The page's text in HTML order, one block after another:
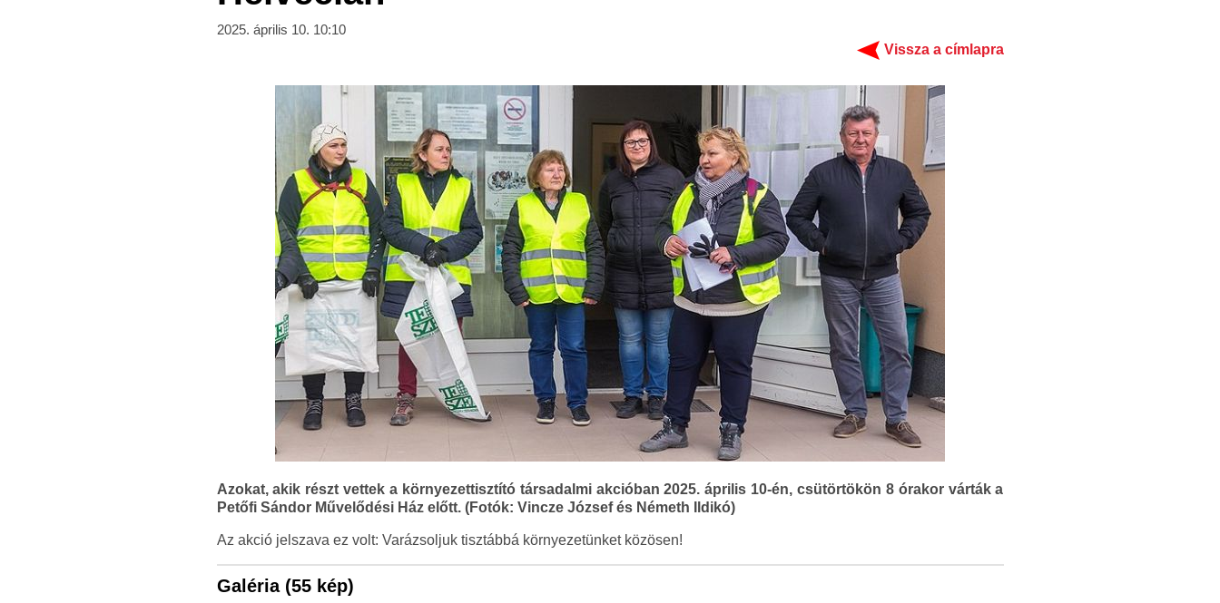
2025. április 10. 10:10
Vissza a címlapra
Azokat, akik részt vettek a környezettisztító társadalmi akcióban 2025. április 10-én, csütörtökön 8 órakor várták a
Petőfi Sándor Művelődési Ház előtt. (Fotók: Vincze József és Németh Ildikó)
Az akció jelszava ez volt: Varázsoljuk tisztábbá környezetünket közösen!
Galéria (55 kép)